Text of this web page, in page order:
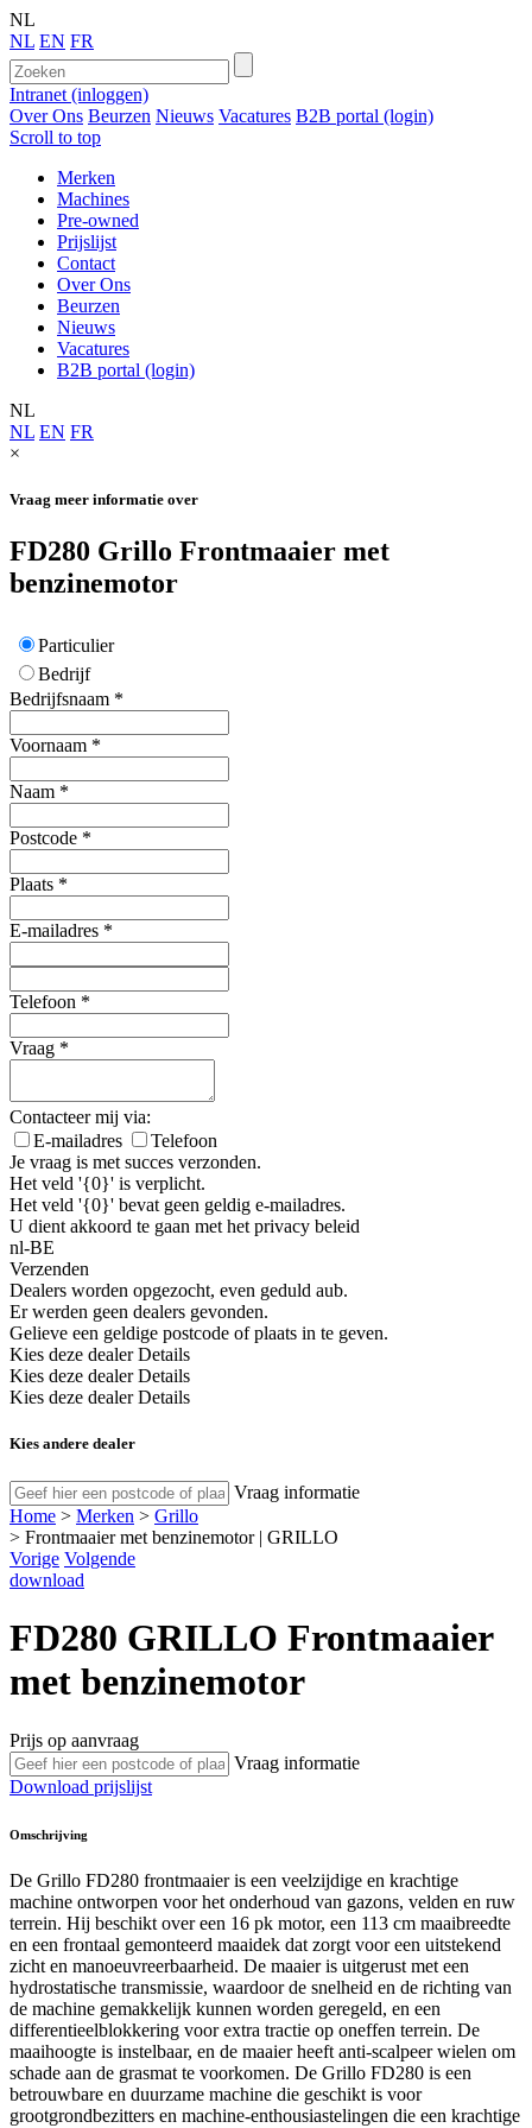
NL
NL EN FR
Intranet (inloggen)
Over Ons Beurzen Nieuws Vacatures B2B portal (login)
Scroll to top
Merken
Machines
Pre-owned
Prijslijst
Contact
Over Ons
Beurzen
Nieuws
Vacatures
B2B portal (login)
NL
NL EN FR
×
Vraag meer informatie over
FD280 Grillo Frontmaaier met
benzinemotor
Particulier
Bedrijf
Bedrijfsnaam *
Voornaam *
Naam *
Postcode *
Plaats *
E-mailadres *
Telefoon *
Vraag *
Contacteer mij via:
E-mailadres
Telefoon
Je vraag is met succes verzonden.
Het veld '{0}' is verplicht.
Het veld '{0}' bevat geen geldig e-mailadres.
U dient akkoord te gaan met het privacy beleid
nl-BE
Verzenden
Dealers worden opgezocht, even geduld aub.
Er werden geen dealers gevonden.
Gelieve een geldige postcode of plaats in te geven.
Kies deze dealer Details
Kies deze dealer Details
Kies deze dealer Details
Kies andere dealer
Vraag informatie
Home > Merken > Grillo
> Frontmaaier met benzinemotor | GRILLO
Vorige Volgende
download
FD280 GRILLO Frontmaaier
met benzinemotor
Prijs op aanvraag
Vraag informatie
Download prijslijst
Omschrijving
De Grillo FD280 frontmaaier is een veelzijdige en krachtige
machine ontworpen voor het onderhoud van gazons, velden en ruw
terrein. Hij beschikt over een 16 pk motor, een 113 cm maaibreedte
en een frontaal gemonteerd maaidek dat zorgt voor een uitstekend
zicht en manoeuvreerbaarheid. De maaier is uitgerust met een
hydrostatische transmissie, waardoor de snelheid en de richting van
de machine gemakkelijk kunnen worden geregeld, en een
differentieelblokkering voor extra tractie op oneffen terrein. De
maaihoogte is instelbaar, en de maaier heeft anti-scalpeer wielen om
schade aan de grasmat te voorkomen. De Grillo FD280 is een
betrouwbare en duurzame machine die geschikt is voor
grootgrondbezitters en machine-enthousiastelingen die een krachtige